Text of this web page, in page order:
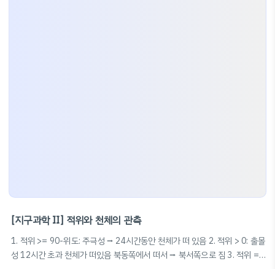
[지구과학 II] 적위와 천체의 관측
1. 적위 >= 90-위도: 주극성 ⭢ 24시간동안 천체가 떠 있음 2. 적위 > 0: 출몰
성 12시간 초과 천체가 떠있음 북동쪽에서 떠서 ⭢ 북서쪽으로 짐 3. 적위 =